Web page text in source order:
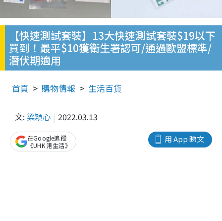
【快速測試套裝】13大快速測試套裝$19以下
買到！最平$10獲衛生署認可/通過歐盟標準/
潛伏期適用
首頁 購物情報 生活百貨
文: 梁穎心 2022.03.13
用 App 睇文
在Google追蹤
《UHK 港生活》